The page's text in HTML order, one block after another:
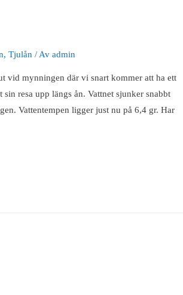
,Tjulån / Av admin
vid mynningen där vi snart kommer att ha ett
resa upp längs ån. Vattnet sjunker snabbt
Vattentempen ligger just nu på 6,4 gr. Har